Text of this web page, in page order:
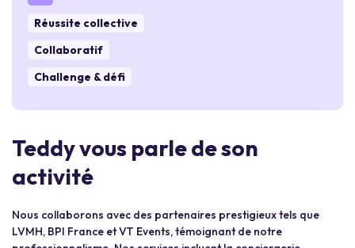
Réussite collective
Collaboratif
Challenge & défi
Teddy vous parle de son
activité
Nous collaborons avec des partenaires prestigieux tels que
LVMH, BPI France et VT Events, témoignant de notre